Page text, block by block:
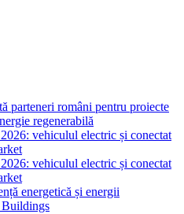
parteneri români pentru proiecte
regenerabilă
vehiculul electric și conectat
vehiculul electric și conectat
energetică și energii
Buildings